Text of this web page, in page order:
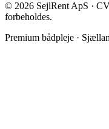
© 2026 SejlRent ApS ·
forbeholdes.
Premium bådpleje ·